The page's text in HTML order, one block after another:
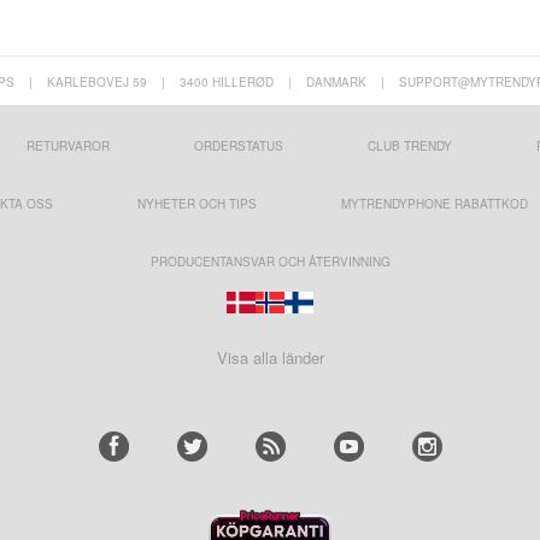
| KARLEBOVEJ 59 | 3400 HILLERØD | DANMARK |
RETURVAROR ORDERSTATUS CLUB TRENDY
OSS NYHETER OCH TIPS MYTRENDYPHONE RABATTKOD
PRODUCENTANSVAR OCH ÅTERVINNING
Visa alla länder